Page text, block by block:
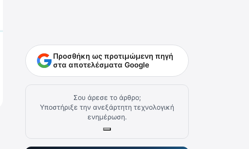
Προσθήκη ως προτιμώμενη πηγή
στα αποτελέσματα Google
Σου άρεσε το άρθρο;
Υποστήριξε την ανεξάρτητη τεχνολογική
ενημέρωση.